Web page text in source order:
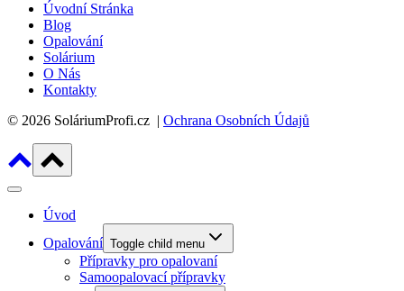
Úvodní Stránka
Blog
Opalování
Solárium
O Nás
Kontakty
© 2026 SoláriumProfi.cz | Ochrana Osobních Údajů
Úvod
Opalování Toggle child menu
Přípravky pro opalovaní
Samoopalovací přípravky